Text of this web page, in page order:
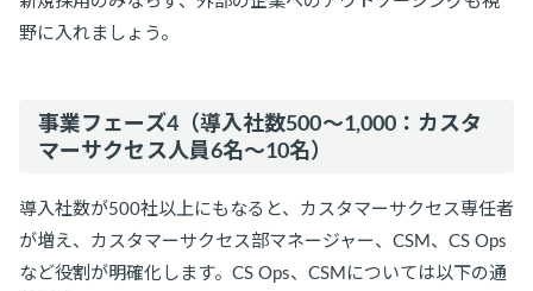
野に入れましょう。
事業フェーズ4（導入社数500〜1,000：カスタ
マーサクセス人員6名〜10名）
導入社数が500社以上にもなると、カスタマーサクセス専任者
が増え、カスタマーサクセス部マネージャー、CSM、CS Ops
など役割が明確化します。CS Ops、CSMについては以下の通